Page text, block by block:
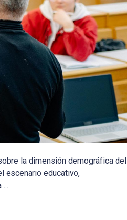
la dimensión demográfica del
escenario educativo,